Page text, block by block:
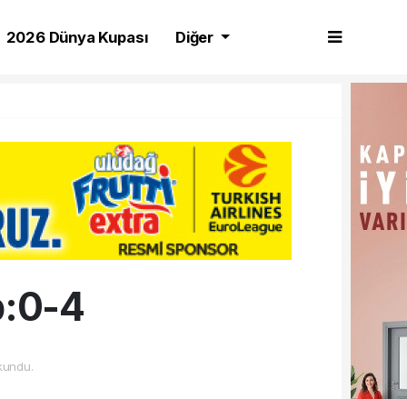
2026 Dünya Kupası Diğer
4